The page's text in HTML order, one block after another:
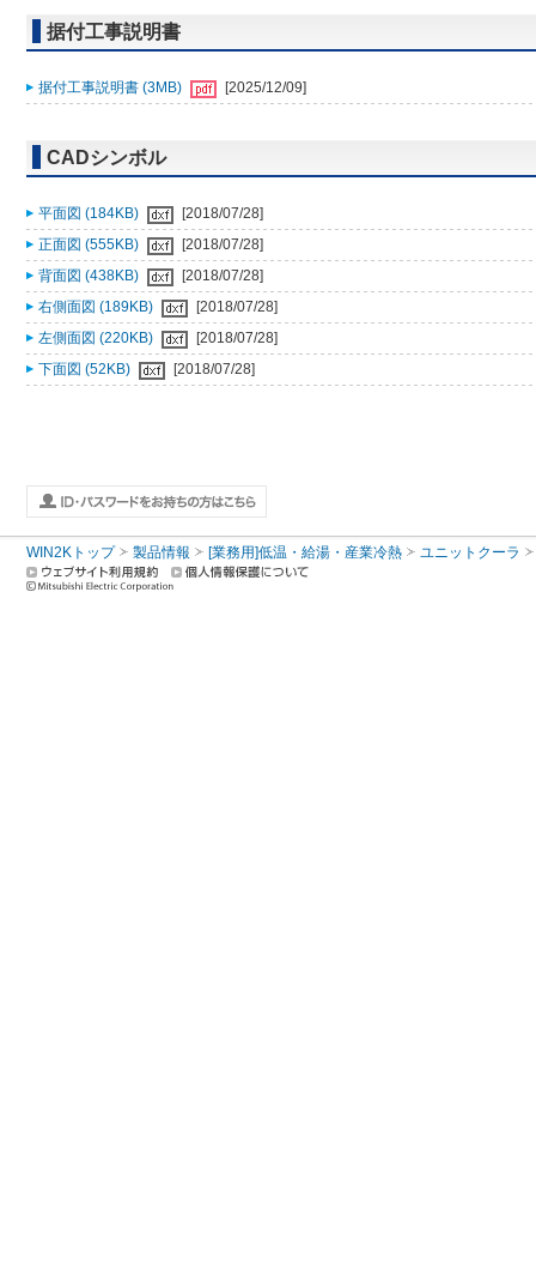
据付工事説明書
据付工事説明書 (3MB) [2025/12/09]
CADシンボル
平面図 (184KB)
[2018/07/28]
正面図 (555KB)
[2018/07/28]
背面図 (438KB)
[2018/07/28]
右側面図 (189KB)
[2018/07/28]
左側面図 (220KB)
[2018/07/28]
下面図 (52KB)
[2018/07/28]
WIN2Kトップ 製品情報 [業務用]低温・給湯・産業冷熱 ユニットクーラ